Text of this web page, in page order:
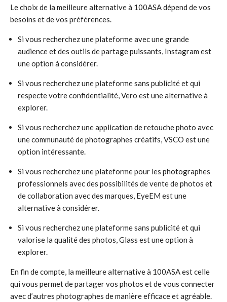
Le choix de la meilleure alternative à 100ASA dépend de vos
besoins et de vos préférences.
Si vous recherchez une plateforme avec une grande
audience et des outils de partage puissants, Instagram est
une option à considérer.
Si vous recherchez une plateforme sans publicité et qui
respecte votre confidentialité, Vero est une alternative à
explorer.
Si vous recherchez une application de retouche photo avec
une communauté de photographes créatifs, VSCO est une
option intéressante.
Si vous recherchez une plateforme pour les photographes
professionnels avec des possibilités de vente de photos et
de collaboration avec des marques, EyeEM est une
alternative à considérer.
Si vous recherchez une plateforme sans publicité et qui
valorise la qualité des photos, Glass est une option à
explorer.
En fin de compte, la meilleure alternative à 100ASA est celle
qui vous permet de partager vos photos et de vous connecter
avec d’autres photographes de manière efficace et agréable.